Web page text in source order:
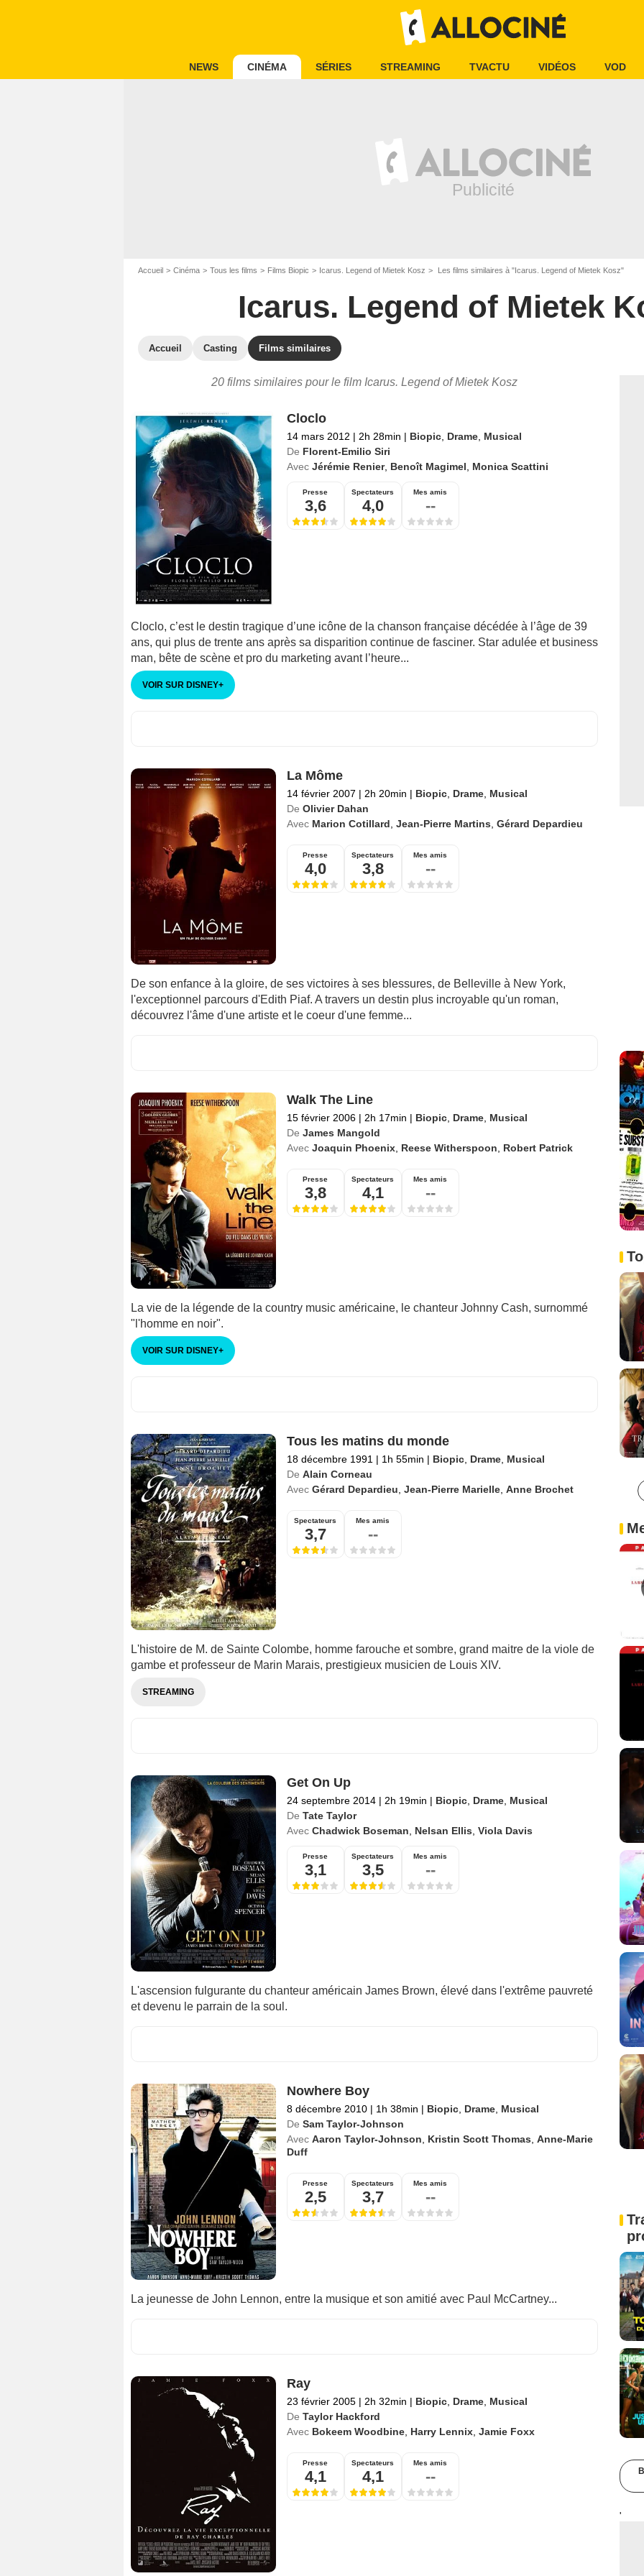
NEWS CINÉMA SÉRIES STREAMING TVACTU VIDÉOS VOD
Accueil Cinéma Tous les films Films Biopic Icarus. Legend of Mietek Kosz Les films similaires à "Icarus. Legend of Mietek Kosz"
Icarus. Legend of Mietek
Accueil Casting Films similaires
20 films similaires pour le film Icarus. Legend of Mietek Kosz
Cloclo
14 mars 2012 | 2h 28min | Biopic, Drame, Musical
De Florent-Emilio Siri
Avec Jérémie Renier, Benoît Magimel Monica Scattini
Presse
3,6
Spectateurs
4,0
Mes amis
--
Cloclo, c’est le destin tragique d’une icône de la chanson française décédée à l’âge de 39
ans, qui plus de trente ans après sa disparition continue de fasciner. Star adulée et business
man, bête de scène et pro du marketing avant l’heure...
VOIR SUR DISNEY+
La Môme
14 février 2007 | 2h 20min | Biopic, Drame, Musical
De Olivier Dahan
Avec Marion Cotillard Jean-Pierre Martins Gérard Depardieu
Presse
4,0
Spectateurs
3,8
Mes amis
--
De son enfance à la gloire, de ses victoires à ses blessures, de Belleville à New York,
l'exceptionnel parcours d'Edith Piaf. A travers un destin plus incroyable qu'un roman,
découvrez l'âme d'une artiste et le coeur d'une femme...
Walk The Line
15 février 2006 | 2h 17min | Biopic, Drame, Musical
De James Mangold
Avec Joaquin Phoenix, Reese Witherspoon Robert Patrick
Presse
3,8
Spectateurs
4,1
Mes amis
--
La vie de la légende de la country music américaine, le chanteur Johnny Cash, surnommé
"l'homme en noir".
VOIR SUR DISNEY+
Tous les matins du monde
18 décembre 1991 | 1h 55min | Biopic, Drame, Musical
De Alain Corneau
Avec Gérard Depardieu Jean-Pierre Marielle, Anne Brochet
Spectateurs
3,7
Mes amis
--
L'histoire de M. de Sainte Colombe, homme farouche et sombre, grand maitre de la viole de
gambe et professeur de Marin Marais, prestigieux musicien de Louis XIV.
STREAMING
Get On Up
24 septembre 2014 | 2h 19min | Biopic, Drame, Musical
De Tate Taylor
Avec Chadwick Boseman Nelsan Ellis Viola Davis
Presse
3,1
Spectateurs
3,5
Mes amis
--
L'ascension fulgurante du chanteur américain James Brown, élevé dans l'extrême pauvreté
et devenu le parrain de la soul.
Nowhere Boy
8 décembre 2010 | 1h 38min | Biopic, Drame, Musical
De Sam Taylor-Johnson
Avec Aaron Taylor-Johnson Kristin Scott Thomas Anne-Marie
Duff
Presse
2,5
Spectateurs
3,7
Mes amis
--
La jeunesse de John Lennon, entre la musique et son amitié avec Paul McCartney...
Ray
23 février 2005 | 2h 32min | Biopic, Drame, Musical
De Taylor Hackford
Avec Bokeem Woodbine, Harry Lennix, Jamie Foxx
Presse
4,1
Spectateurs
4,1
Mes amis
--
'